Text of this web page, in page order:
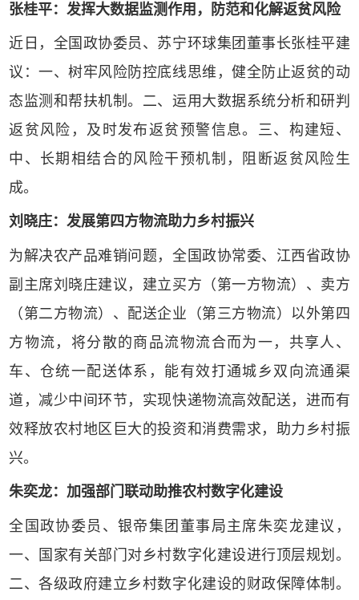
张桂平：发挥大数据监测作用，防范和化解返贫风险
近日，全国政协委员、苏宁环球集团董事长张桂平建
议：一、树牢风险防控底线思维，健全防止返贫的动
态监测和帮扶机制。二、运用大数据系统分析和研判
返贫风险，及时发布返贫预警信息。三、构建短、
中、长期相结合的风险干预机制，阻断返贫风险生
成。
刘晓庄：发展第四方物流助力乡村振兴
为解决农产品难销问题，全国政协常委、江西省政协
副主席刘晓庄建议，建立买方（第一方物流）、卖方
（第二方物流）、配送企业（第三方物流）以外第四
方物流，将分散的商品流物流合而为一，共享人、
车、仓统一配送体系，能有效打通城乡双向流通渠
道，减少中间环节，实现快递物流高效配送，进而有
效释放农村地区巨大的投资和消费需求，助力乡村振
兴。
朱奕龙：加强部门联动助推农村数字化建设
全国政协委员、银帝集团董事局主席朱奕龙建议，
一、国家有关部门对乡村数字化建设进行顶层规划。
二、各级政府建立乡村数字化建设的财政保障体制。